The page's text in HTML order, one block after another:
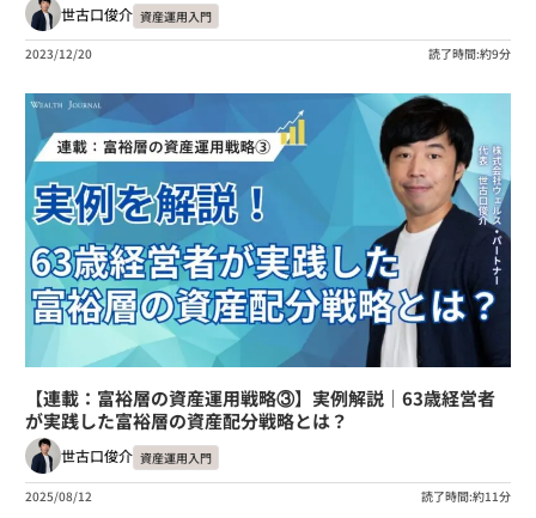
世古口俊介 資産運用入門
2023/12/20 読了時間:約9分
【連載：富裕層の資産運用戦略③】実例解説｜63歳経営者
が実践した富裕層の資産配分戦略とは？
世古口俊介 資産運用入門
2025/08/12 読了時間:約11分